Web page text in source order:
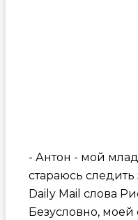
- Антон - мой
стараюсь
Daily Mail слова
Безусловно, моей